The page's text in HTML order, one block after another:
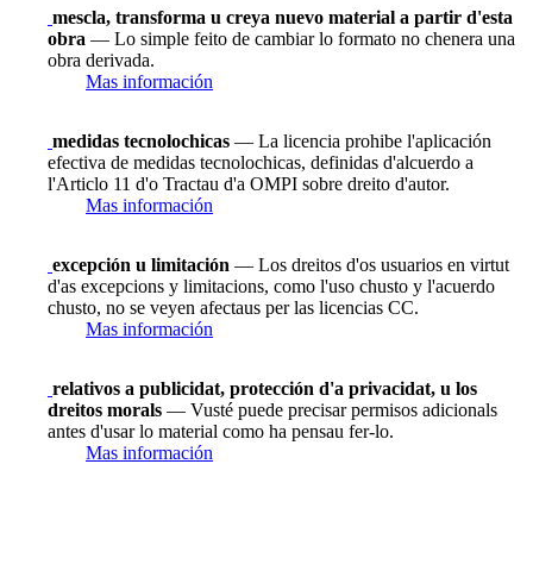
mescla, transforma u creya nuevo material a partir d'esta
obra — Lo simple feito de cambiar lo formato no chenera una
obra derivada.
Mas información
medidas tecnolochicas — La licencia prohibe l'aplicación
efectiva de medidas tecnolochicas, definidas d'alcuerdo a
l'Articlo 11 d'o Tractau d'a OMPI sobre dreito d'autor.
Mas información
excepción u limitación — Los dreitos d'os usuarios en virtut
d'as excepcions y limitacions, como l'uso chusto y l'acuerdo
chusto, no se veyen afectaus per las licencias CC.
Mas información
relativos a publicidat, protección d'a privacidat, u los
dreitos morals — Vusté puede precisar permisos adicionals
antes d'usar lo material como ha pensau fer-lo.
Mas información